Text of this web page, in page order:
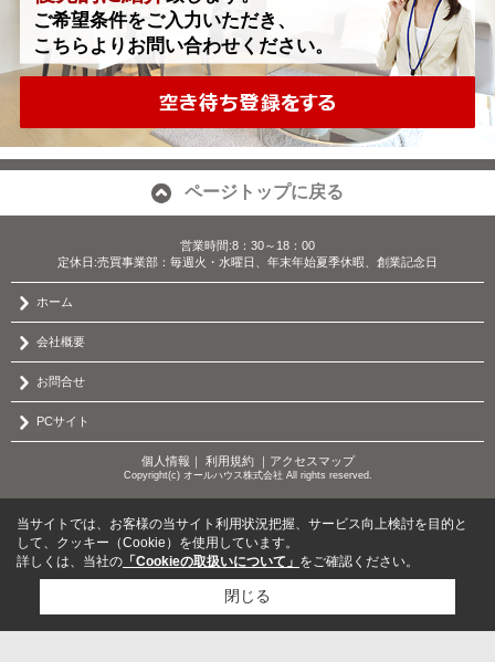
ご希望条件をご入力いただき、
こちらよりお問い合わせください。
ページトップに戻る
営業時間:8：30～18：00
定休日:売買事業部：毎週火・水曜日、年末年始夏季休暇、創業記念日
ホーム
会社概要
お問合せ
PCサイト
個人情報 ｜ 利用規約｜ アクセスマップ
Copyright(c) オールハウス株式会社 All rights reserved.
当サイトでは、お客様の当サイト利用状況把握、サービス向上検討を目的と
して、クッキー（Cookie）を使用しています。
詳しくは、当社の 「Cookieの取扱いについて」 をご確認ください。
閉じる